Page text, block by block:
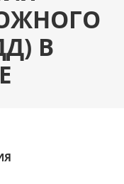
В